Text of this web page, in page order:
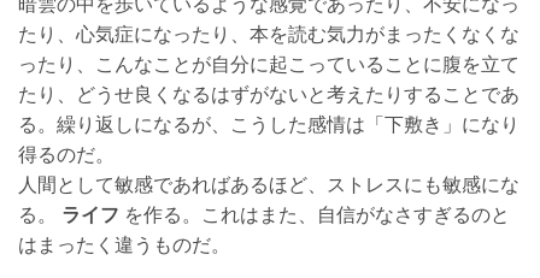
たり、心気症になったり、本を読む気力がまったくなくな
ったり、こんなことが自分に起こっていることに腹を立て
たり、どうせ良くなるはずがないと考えたりすることであ
る。繰り返しになるが、こうした感情は「下敷き」になり
得るのだ。
人間として敏感であればあるほど、ストレスにも敏感にな
る。 ライフ を作る。これはまた、自信がなさすぎるのと
はまったく違うものだ。